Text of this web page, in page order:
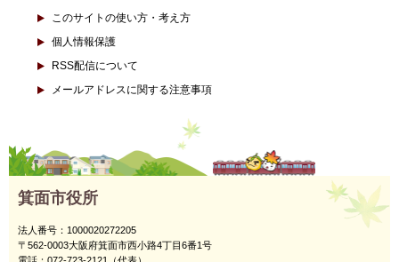
このサイトの使い方・考え方
個人情報保護
RSS配信について
メールアドレスに関する注意事項
箕面市役所
法人番号：1000020272205
〒562-0003大阪府箕面市西小路4丁目6番1号